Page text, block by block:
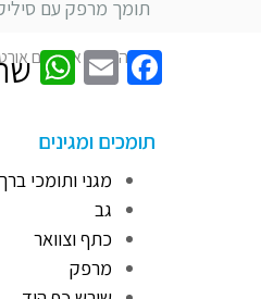
תומך מרפק עם סיליקון
דף הבית»אביזרים
Email
תומכים ומגינים
מגני ותומכי ברך
גב
כתף וצוואר
מרפק